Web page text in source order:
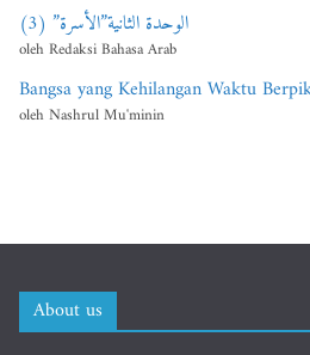
الوحدة الثانية”الأسرة” (3)
oleh Redaksi Bahasa Arab
Bangsa yang Kehilangan Waktu
oleh Nashrul Mu'minin
About us